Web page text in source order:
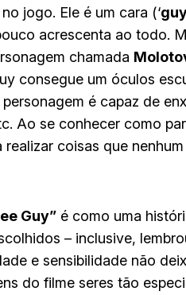
jogo. Ele é um cara (‘
acrescenta ao todo.
chamada
consegue um óculos
é capaz de
Ao se conhecer como
coisas que
Guy” é como uma
– inclusive,
e sensibilidade não
do filme seres tão